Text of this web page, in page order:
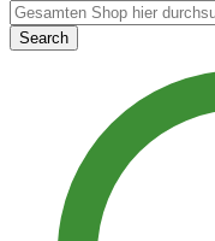
Search